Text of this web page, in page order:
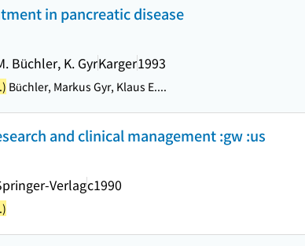
in pancreatic disease
Büchler, K. GyrKarger1993
Büchler, Markus Gyr, Klaus E....
and clinical management :gw :us
Verlagc1990